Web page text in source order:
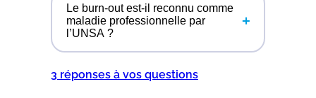
conditions de travail dégradées. La
QVCT ne se réduit pas à une salle
de sport ou à du télétravail
accords QVCT ambitieux qui
Nos représentants au CSE (Comité
Social et Économique) ont un rôle
clé : ils peuvent déclencher des
enquêtes, mettre en place des
Le burn-out est-il reconnu comme
maladie professionnelle par
l’UNSA ?
L’UNSA milite activement pour la
3 réponses à vos questions